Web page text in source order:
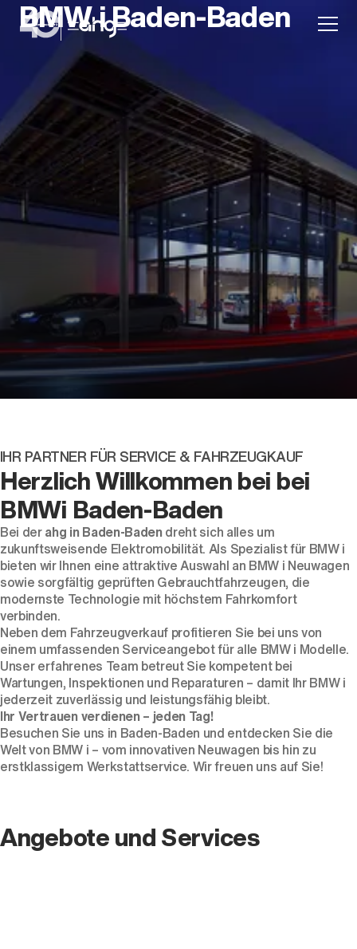
Aktion
Standorte
Karriere
News
Der neue BMW X5.
Geschaffen, um vorauszugehen.
BMW i Baden-Baden
IHR PARTNER FÜR SERVICE & FAHRZEUGKAUF
Herzlich Willkommen bei bei
BMWi Baden-Baden
Bei derahg in Baden-Badendreht sich alles um
zukunftsweisende Elektromobilität. Als Spezialist für BMW i
bieten wir Ihnen eine attraktive Auswahl an BMW i Neuwagen
sowie sorgfältig geprüften Gebrauchtfahrzeugen, die
modernste Technologie mit höchstem Fahrkomfort
verbinden.
Neben dem Fahrzeugverkauf profitieren Sie bei uns von
einem umfassenden Serviceangebot für alle BMW i Modelle.
Unser erfahrenes Team betreut Sie kompetent bei
Wartungen, Inspektionen und Reparaturen – damit Ihr BMW i
jederzeit zuverlässig und leistungsfähig bleibt.
Ihr Vertrauen verdienen – jeden Tag!
Besuchen Sie uns in Baden-Baden und entdecken Sie die
Welt von BMW i – vom innovativen Neuwagen bis hin zu
erstklassigem Werkstattservice. Wir freuen uns auf Sie!
Angebote und Services